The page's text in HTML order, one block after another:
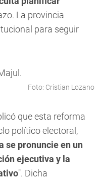
La provincia
para seguir
Foto: Cristian Lozano
que esta reforma
político electoral,
se pronuncie en un
ejecutiva y la
". Dicha